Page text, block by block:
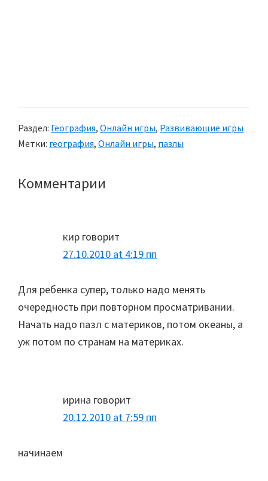
Раздел: География, Онлайн игры, Развивающие игры
Метки: география, Онлайн игры, пазлы
Reader
Комментарии
кир говорит
27.10.2010 at 4:19 пп
Для ребенка супер, только надо менять
очередность при повторном просматривании.
Начать надо пазл с материков, потом океаны, а
уж потом по странам на материках.
ирина говорит
20.12.2010 at 7:59 пп
начинаем